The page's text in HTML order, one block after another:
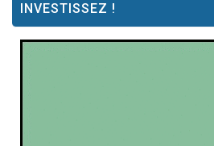
INVESTISSEZ !